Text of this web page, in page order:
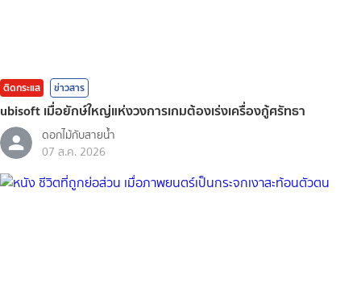
ติดกระแส ข่าวสาร
ubisoft เมื่อยักษ์ใหญ่แห่งวงการเกมต้องเร่งเครื่องกู้ศรัทธา
ดอกไม้กับสายน้ำ
07 ส.ค. 2026